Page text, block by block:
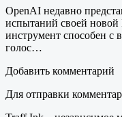
OpenAI недавно
испытаний своей
инструмент способен с
голос…
Добавить комментарий
Для отправки